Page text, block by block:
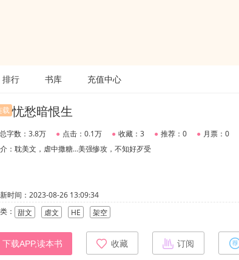
排行 书库 充值中心
载 忧愁暗恨生
总字数：3.8万 ● 点击：0.1万 ● 收藏：3 ● 推荐：0 ● 月票：0
：耽美文，虐中撒糖…美强惨攻，不知好歹受
时间：2023-08-26 13:09:34
： 甜文 虐文 HE 架空
下载APP,读本书 收藏 订阅